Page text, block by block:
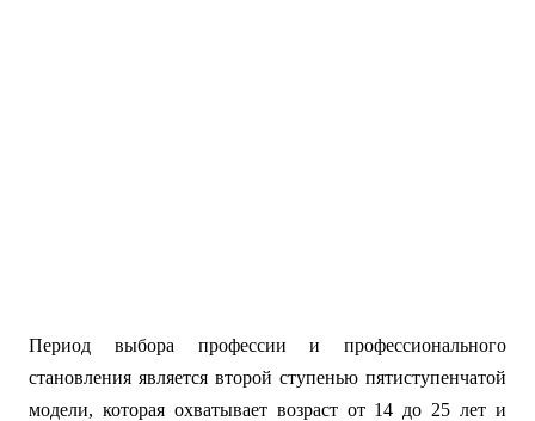
Период выбора профессии и профессионального
становления является второй ступенью пятиступенчатой
модели, которая охватывает возраст от 14 до 25 лет и